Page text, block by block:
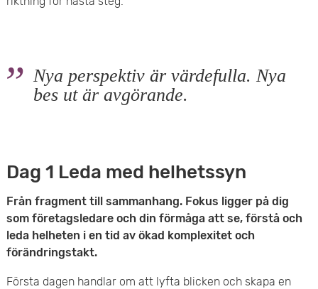
Nya perspektiv är värdefulla. Nya
bes ut är avgörande.
Dag 1 Leda med helhetssyn
Från fragment till sammanhang. Fokus ligger på dig
som företagsledare och din förmåga att se, förstå och
leda helheten i en tid av ökad komplexitet och
förändringstakt.
Första dagen handlar om att lyfta blicken och skapa en